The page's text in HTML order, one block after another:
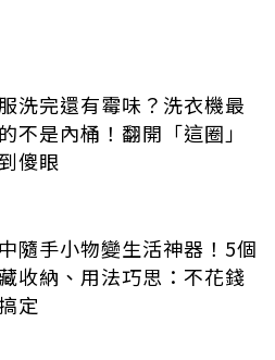
洗完還有霉味？洗衣機最
不是內桶！翻開「這圈」
傻眼
隨手小物變生活神器！5個
收納、用法巧思：不花錢
定